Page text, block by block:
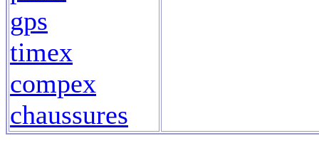
gps
timex
compex
chaussures